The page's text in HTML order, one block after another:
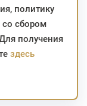
политику
со сбором
получения
здесь